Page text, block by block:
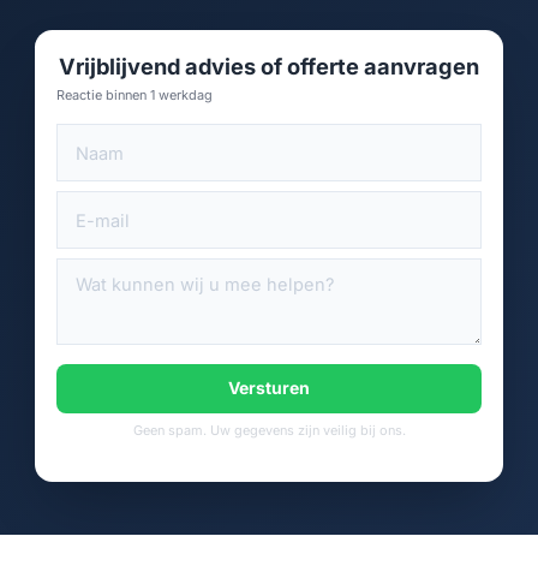
Vrijblijvend advies of offerte aanvragen
Reactie binnen 1 werkdag
Versturen
Geen spam. Uw gegevens zijn veilig bij ons.